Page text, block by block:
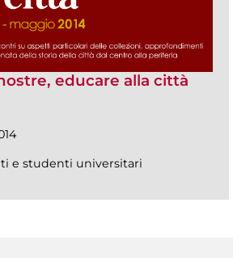
educare alla città
e studenti universitari